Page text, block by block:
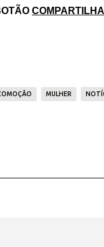
MULHER